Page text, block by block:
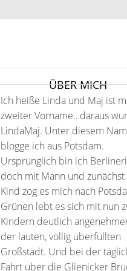
ÜBER MICH
Ich heiße Linda und Maj ist
zweiter Vorname…daraus
LindaMaj. Unter diesem
blogge ich aus Potsdam.
Ursprünglich bin ich
doch mit Mann und
Kind zog es mich nach
Grünen lebt es sich mit nun
Kindern deutlich
der lauten, völlig überfüllten
Großstadt. Und bei der
Fahrt über die Glienicker